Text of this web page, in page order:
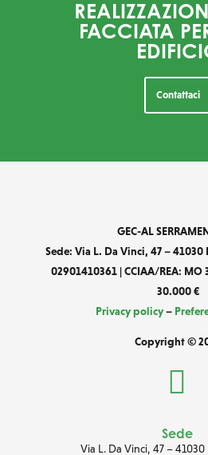
FACCIATA
Contattaci
GEC-AL
Sede: Via L. Da Vinci, 47 – 41030
02901410361 | CCIAA/REA: MO
30.000 €
Privacy policy–
Copyright ©

Sede
Via L. Da Vinci, 47–41030